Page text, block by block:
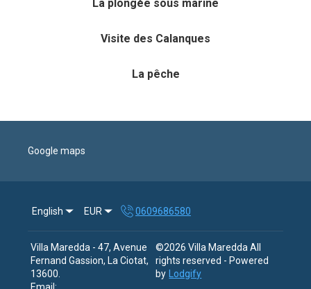
La plongée sous marine
Visite des Calanques
La pêche
Google maps
English EUR 0609686580
Villa Maredda - 47, Avenue
Fernand Gassion, La Ciotat,
13600
Email:
©2026 Villa Maredda All
rights reserved - Powered
by
Lodgify